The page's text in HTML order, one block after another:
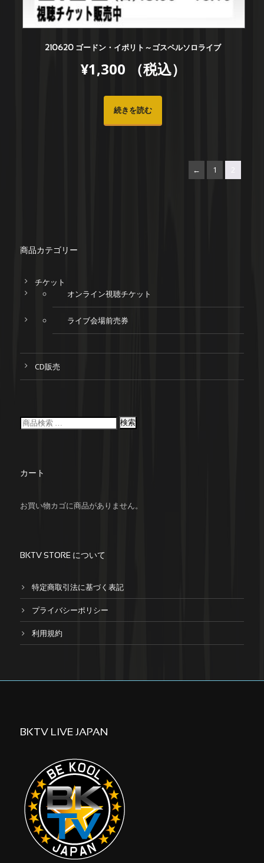
210620 ゴードン・イポリト～ゴスペルソロライブ
¥1,300 （税込）
続きを読む
← 1 2
商品カテゴリー
チケット
オンライン視聴チケット
ライブ会場前売券
CD販売
検索
カート
お買い物カゴに商品がありません。
BKTV STORE について
特定商取引法に基づく表記
プライバシーポリシー
利用規約
BKTV LIVE JAPAN